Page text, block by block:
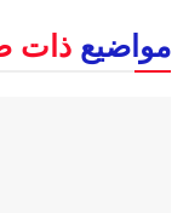
مواضيع ذات